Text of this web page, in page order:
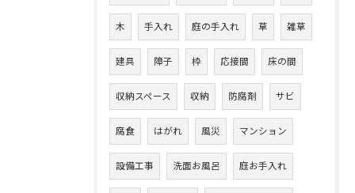
木 手入れ 庭の手入れ 草 雑草
建具 障子 枠 応接間 床の間
収納スペース 収納 防腐剤 サビ
腐食 はがれ 風災 マンション
設備工事 洗面お風呂 庭お手入れ